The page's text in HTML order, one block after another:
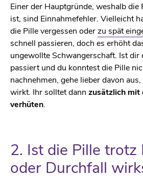
Einer der Hauptgründe, weshalb
ist, sind Einnahmefehler. Vielleicht
die Pille vergessen oderzu spät
schnell passieren, doch es erhöht
ungewollte Schwangerschaft. Ist dir
passiert und du konntest die Pille
nachnehmen, gehe lieber davon
wirkt. Ihr solltet dann zusätzlich mit
verhüten.
2. Ist die Pille trotz
oder Durchfall